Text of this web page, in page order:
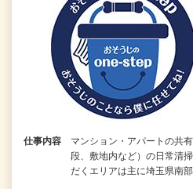
仕事内容
マンション・アパートの共
段、敷地内など）の日常清
だくエリアは主に埼玉県南